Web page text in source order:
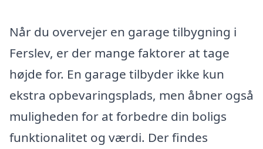
Når du overvejer en garage tilbygning i
Ferslev, er der mange faktorer at tage
højde for. En garage tilbyder ikke kun
ekstra opbevaringsplads, men åbner også
muligheden for at forbedre din boligs
funktionalitet og værdi. Der findes